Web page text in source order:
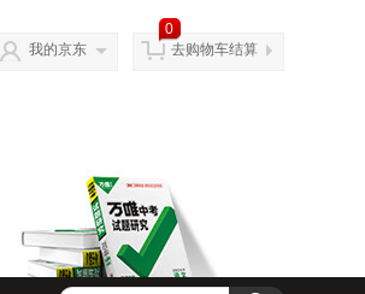
我的京东
0
去购物车结算